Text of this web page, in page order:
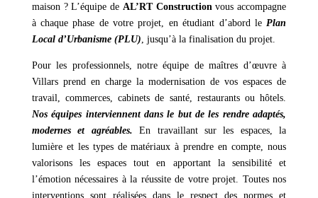
maison ? L’équipe de AL’RT Construction vous accompagne
à chaque phase de votre projet, en étudiant d’abord le Plan
Local d’Urbanisme (PLU) , jusqu’à la finalisation du projet.
Pour les professionnels, notre équipe de maîtres d’œuvre à
Villars prend en charge la modernisation de vos espaces de
travail, commerces, cabinets de santé, restaurants ou hôtels.
Nos équipes interviennent dans le but de les rendre adaptés,
modernes et agréables. En travaillant sur les espaces, la
lumière et les types de matériaux à prendre en compte, nous
valorisons les espaces tout en apportant la sensibilité et
l’émotion nécessaires à la réussite de votre projet. Toutes nos
interventions sont réalisées dans le respect des normes et